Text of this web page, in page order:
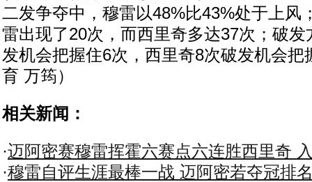
二发争夺中，穆雷以48%比43%处于上风
雷出现了20次，而西里奇多达37次；破发
发机会把握住6次，西里奇8次破发机会把
育 万筠）
相关新闻：
·迈阿密赛穆雷挥霍六赛点六连胜西里奇
·穆雷自评生涯最棒一战 迈阿密若夺冠排